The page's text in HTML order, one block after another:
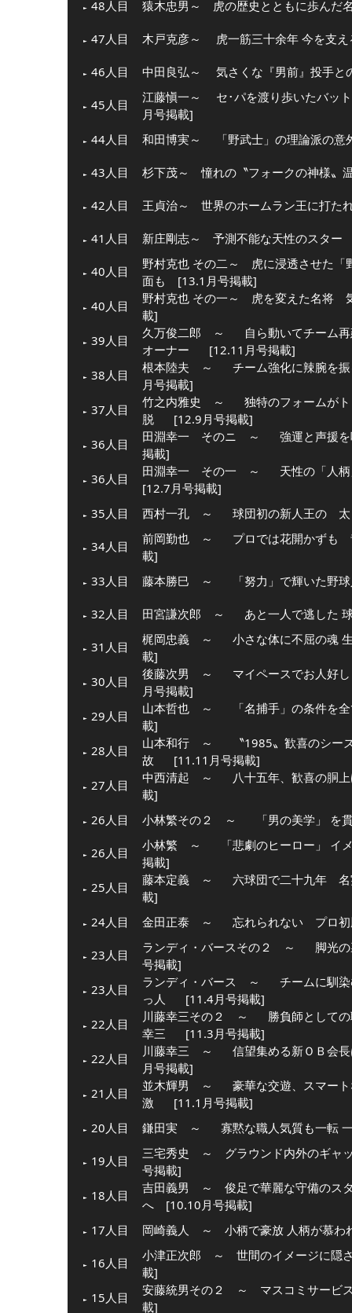
48人目 猿木忠男～ 虎の歴史とともに歩んだ
47人目 木戸克彦～ 虎一筋三十余年 今を支
46人目 中田良弘～ 気さくな『男前』投手
45人目
江藤愼一～ セ･パを渡り歩いたバッ
月号掲載]
44人目
和田博実～ 「野武士」の理論派の
43人目 杉下茂～ 憧れの〝フォークの神様〟
42人目 王貞治～ 世界のホームラン王に打た
41人目 新庄剛志～ 予測不能な天性のスタ
40人目
野村克也 その二～ 虎に浸透させた
面も [13.1月号掲載]
40人目
野村克也 その一～ 虎を変えた名将
載]
39人目
久万俊二郎 ～
自ら動いてチーム
オーナー
[12.11月号掲載]
38人目
根本陸夫 ～
チーム強化に辣腕を
月号掲載]
37人目
竹之内雅史 ～
独特のフォームが
脱
[12.9月号掲載]
36人目
田淵幸一 そのニ ～
強運と声援
掲載]
36人目
田淵幸一 その一 ～
天性の「人
[12.7月号掲載]
35人目
西村一孔 ～ 球団初の新人王の 太
34人目 前岡勤也 ～
プロでは花開かずも
載]
33人目
藤本勝巳 ～ 「努力」で輝いた野
32人目 田宮謙次郎 ～ あと一人で逃した
31人目 梶岡忠義 ～
小さな体に不屈の魂
載]
30人目
後藤次男 ～
マイペースでお人好
月号掲載]
29人目
山本哲也 ～
「名捕手」の条件を
載]
28人目
山本和行 ～
〝1985〟歓喜のシ
故
[11.11月号掲載]
27人目
中西清起 ～
八十五年、歓喜の胴
載]
26人目
小林繁その２ ～ 「男の美学」 を
26人目 小林繁 ～
「悲劇のヒーロー」 イ
掲載]
25人目
藤本定義 ～
六球団で二十九年 名
載]
24人目
金田正泰 ～ 忘れられない プロ初
23人目 ランディ・バースその２ ～
脚光
号掲載]
23人目
ランディ・バース ～
チームに馴
っ人
[11.4月号掲載]
22人目
川藤幸三その２ ～
勝負師として
幸三
[11.3月号掲載]
22人目
川藤幸三 ～
信望集める新ＯＢ会
月号掲載]
21人目
並木輝男 ～
豪華な交遊、スマー
激
[11.1月号掲載]
20人目
鎌田実 ～ 寡黙な職人気質も一転
19人目
三宅秀史 ～ グラウンド内外のギャ
号掲載]
18人目
吉田義男 ～ 俊足で華麗な守備のス
へ [10.10月号掲載]
17人目
岡崎義人 ～ 小柄で豪放 人柄が慕わ
16人目
小津正次郎 ～ 世間のイメージに隠
載]
15人目
安藤統男その２ ～ マスコミサービ
載]